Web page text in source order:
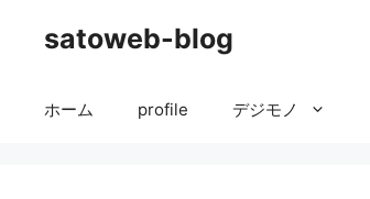
satoweb-blog
ホーム profile デジモノ